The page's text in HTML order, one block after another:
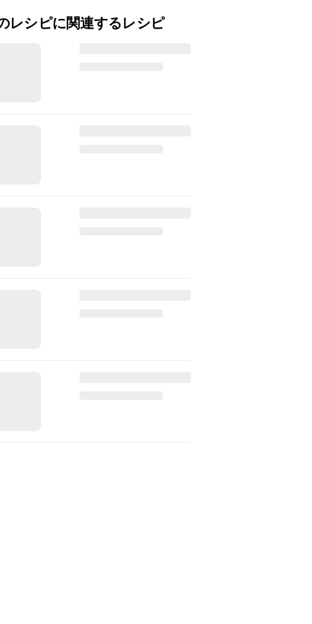
レシピに関連するレシピ